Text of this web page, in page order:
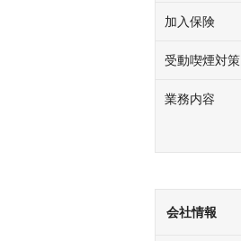
加入保険
受動喫煙対策
業務内容
会社情報